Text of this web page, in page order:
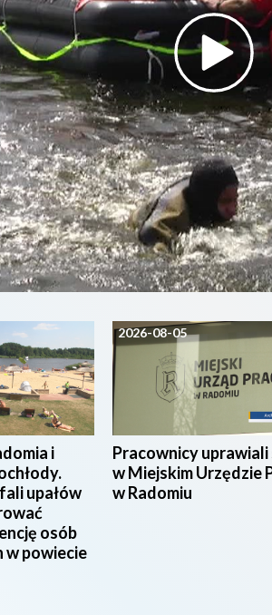
i
upałów
osób
w powiecie
2026-08-05
Pracownicy uprawiali
w Miejskim Urzędzie
w Radomiu